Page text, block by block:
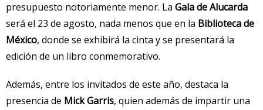
presupuesto notoriamente menor. La Gala de Alucarda
será el 23 de agosto, nada menos que en la Biblioteca de
México, donde se exhibirá la cinta y se presentará la
edición de un libro conmemorativo.
Además, entre los invitados de este año, destaca la
presencia de Mick Garris, quien además de impartir una